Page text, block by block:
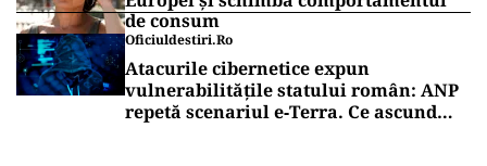
POLITICĂ
AUR și-a făcut site de suspendare.
Deocamdată, Nicușor Dan poate dormi
liniștit